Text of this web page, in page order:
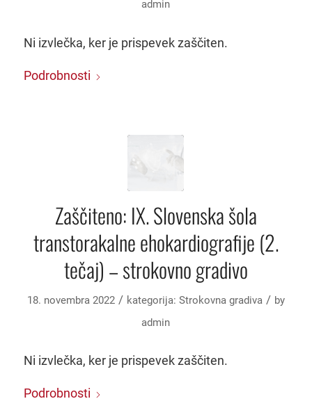
admin
Ni izvlečka, ker je prispevek zaščiten.
Podrobnosti
Zaščiteno: IX. Slovenska šola
transtorakalne ehokardiografije (2.
tečaj) – strokovno gradivo
18. novembra 2022 / kategorija: Strokovna gradiva / by
admin
Ni izvlečka, ker je prispevek zaščiten.
Podrobnosti